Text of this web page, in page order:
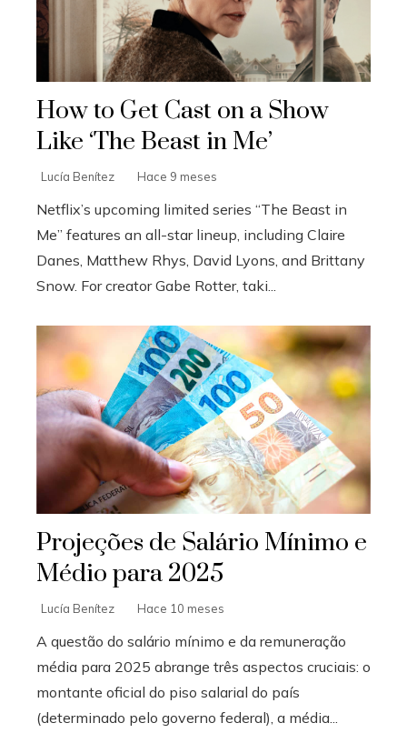
How to Get Cast on a Show
Like ‘The Beast in Me’
Lucía Benítez Hace 9 meses
Netflix’s upcoming limited series “The Beast in
Me” features an all-star lineup, including Claire
Danes, Matthew Rhys, David Lyons, and Brittany
Snow. For creator Gabe Rotter, taki...
Projeções de Salário Mínimo e
Médio para 2025
Lucía Benítez Hace 10 meses
A questão do salário mínimo e da remuneração
média para 2025 abrange três aspectos cruciais: o
montante oficial do piso salarial do país
(determinado pelo governo federal), a média...